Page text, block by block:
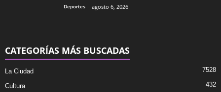
Deportes agosto 6, 2026
CATEGORÍAS MÁS BUSCADAS
La Ciudad 7528
Cultura 432